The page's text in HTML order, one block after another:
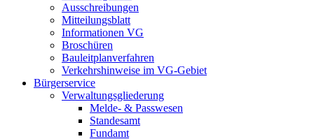
Ausschreibungen
Mitteilungsblatt
Informationen VG
Broschüren
Bauleitplanverfahren
Verkehrshinweise im VG-Gebiet
Bürgerservice
Verwaltungsgliederung
Melde- & Passwesen
Standesamt
Fundamt